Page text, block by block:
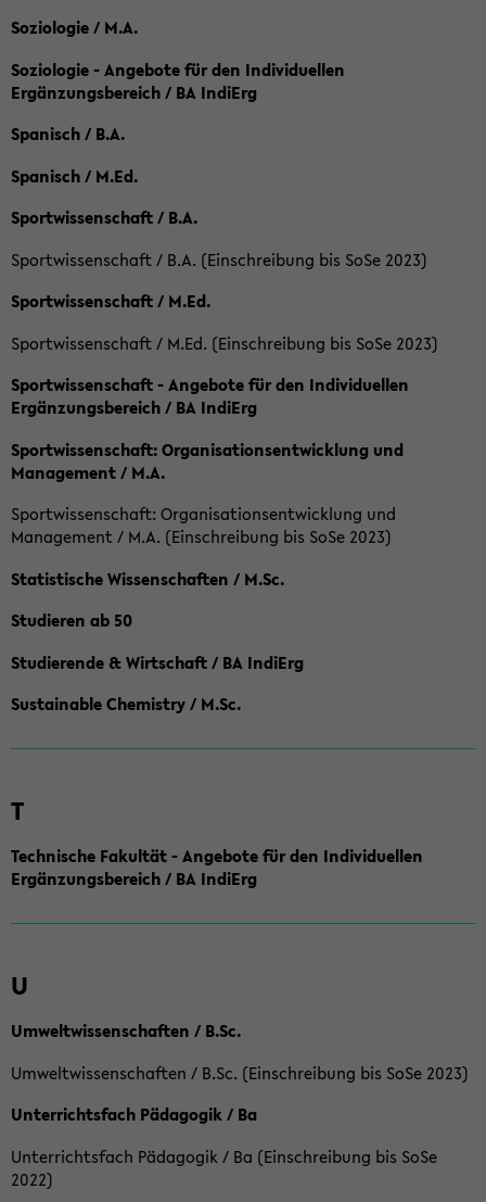
Soziologie / M.A.
Soziologie - Angebote für den Individuellen
Ergänzungsbereich / BA IndiErg
Spanisch / B.A.
Spanisch / M.Ed.
Sportwissenschaft / B.A.
Sportwissenschaft / B.A. (Einschreibung bis SoSe 2023)
Sportwissenschaft / M.Ed.
Sportwissenschaft / M.Ed. (Einschreibung bis SoSe 2023)
Sportwissenschaft - Angebote für den Individuellen
Ergänzungsbereich / BA IndiErg
Sportwissenschaft: Organisationsentwicklung und
Management / M.A.
Sportwissenschaft: Organisationsentwicklung und
Management / M.A. (Einschreibung bis SoSe 2023)
Statistische Wissenschaften / M.Sc.
Studieren ab 50
Studierende & Wirtschaft / BA IndiErg
Sustainable Chemistry / M.Sc.
T
Technische Fakultät - Angebote für den Individuellen
Ergänzungsbereich / BA IndiErg
U
Umweltwissenschaften / B.Sc.
Umweltwissenschaften / B.Sc. (Einschreibung bis SoSe 2023)
Unterrichtsfach Pädagogik / Ba
Unterrichtsfach Pädagogik / Ba (Einschreibung bis SoSe
2022)